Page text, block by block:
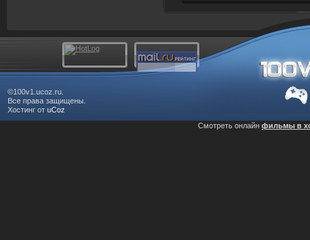
©100v1.ucoz.ru.
Все права защищены.
Хостинг от uCoz
Смотреть онлайн фильмы в